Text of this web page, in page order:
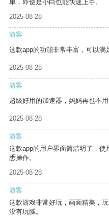
单，即使是小白也能快速上手。
2025-08-28
游客
这款app的功能非常丰富，可以满
2025-08-28
游客
超级好用的加速器，妈妈再也不
2025-08-28
游客
这款app的用户界面简洁明了，
悉操作。
2025-08-28
游客
这款游戏非常好玩，画面精美，
没有玩腻。